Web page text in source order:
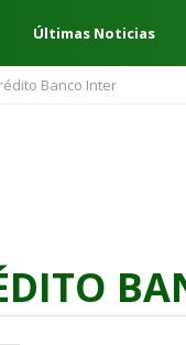
Últimas Noticias
Banco Inter